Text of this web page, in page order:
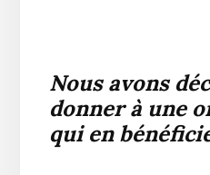
Nous avons
donner à une
qui en